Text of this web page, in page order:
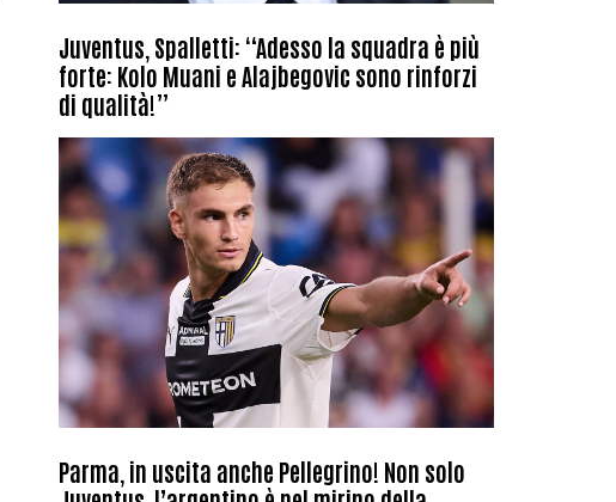
Juventus, Spalletti: “Adesso la squadra è più
forte: Kolo Muani e Alajbegovic sono rinforzi
di qualità!”
Parma, in uscita anche Pellegrino! Non solo